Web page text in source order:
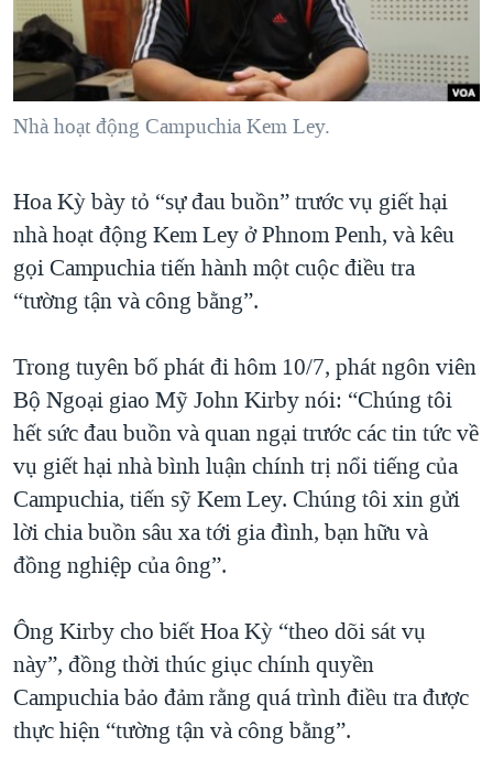
"Tìm"NGƯỜI VIỆT HẢI NGOẠI
ĐỜI SỐNG
KINH TẾ
KHOA HỌC
THỂ THAO
GIÁO DỤC
TẠI
HÀNH TRÌNH BẦU CỬ 2024
MỘT NĂM CHIẾN TRANH TẠI DẢI GAZA
GIẢI MÃ VÀNH ĐAI & CON ĐƯỜNG
TRỊNH VĨNH BÌNH - NGƯỜI HẠ 'BÊN THẮNG CUỘC'
GROUND ZERO – XƯA VÀ NAY
CHI PHÍ CHIẾN TRANH AFGHANISTAN
THƯỢNG ĐỈNH TRUMP-KIM TẠI VIỆT NAM
TRỊNH VĨNH BÌNH VS. CHÍNH PHỦ VIỆT NAM
NGƯ DÂN VIỆT VÀ LÀN SÓNG TRỘM HẢI SÂM
BÊN KIA QUỐC LỘ: TIẾNG VỌNG TỪ NÔNG THÔN MỸ
QUAN HỆ VIỆT MỸ
VIDEO
NGHE
MẠNG XÃ HỘI
Ngôn ngữ khác
Nhà hoạt động Campuchia Kem Ley.
Hoa Kỳ bày tỏ “sự đau buồn” trước vụ giết hại
nhà hoạt động Kem Ley ở Phnom Penh, và kêu
gọi Campuchia tiến hành một cuộc điều tra
“tường tận và công bằng”.
Trong tuyên bố phát đi hôm 10/7, phát ngôn viên
Bộ Ngoại giao Mỹ John Kirby nói: “Chúng tôi
hết sức đau buồn và quan ngại trước các tin tức về
vụ giết hại nhà bình luận chính trị nổi tiếng của
Campuchia, tiến sỹ Kem Ley. Chúng tôi xin gửi
lời chia buồn sâu xa tới gia đình, bạn hữu và
đồng nghiệp của ông”.
Ông Kirby cho biết Hoa Kỳ “theo dõi sát vụ
này”, đồng thời thúc giục chính quyền
Campuchia bảo đảm rằng quá trình điều tra được
thực hiện “tường tận và công bằng”.